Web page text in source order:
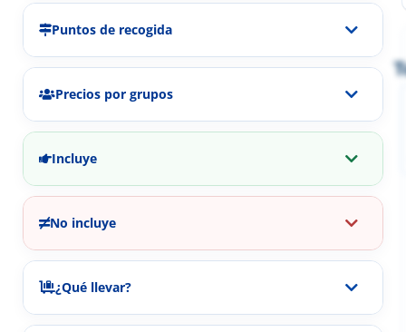
Puntos de recogida
Precios por grupos
Incluye
No incluye
¿Qué llevar?